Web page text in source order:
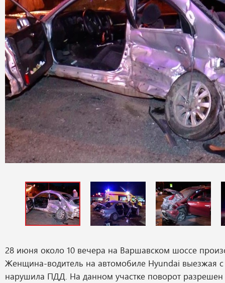
28 июня около 10 вечера на Варшавском шоссе
Женщина-водитель на автомобиле Hyundai выезжая с
нарушила ПДД. На данном участке поворот разрешен